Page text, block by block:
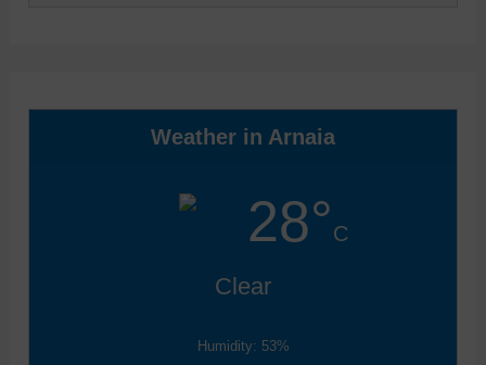
Weather in Arnaia
28°C
Clear
Humidity: 53%